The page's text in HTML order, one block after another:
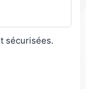
sécurisées.